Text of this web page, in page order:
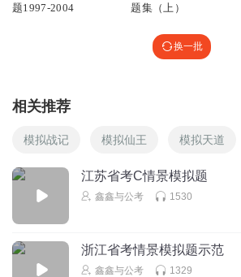
题1997-2004
题集（上）
换一批
相关推荐
模拟战记 模拟仙王 模拟天道
江苏省考C情景模拟题
鑫鑫与公考 1530
浙江省考情景模拟题示范
鑫鑫与公考 1329